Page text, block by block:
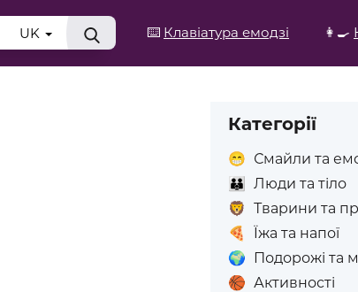
⌨️ Клавіатура емодзі 👩‍🍳
UK
Категорії
😁 Смайли та
👪
Люди та тіло
🦁 Тварини та
🍕
Їжа та напої
🌍 Подорожі та
🏀 Активності